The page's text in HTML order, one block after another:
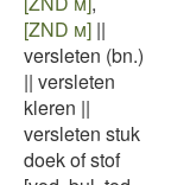
[ZND m] ||
versleten (bn.)
|| versleten
kleren ||
versleten stuk
doek of stof